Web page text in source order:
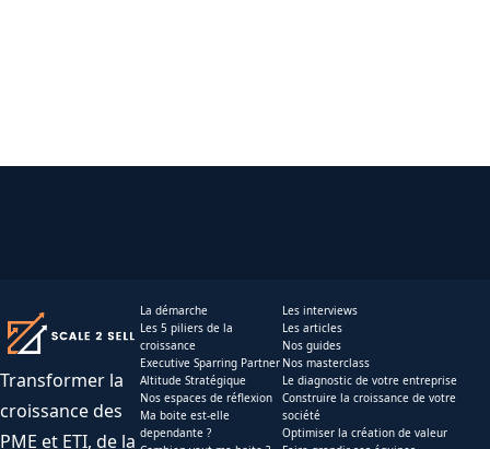
Transformer la
croissance des
PME et ETI, de la
La démarche
Les 5 piliers de la
croissance
Executive Sparring Partner
Altitude Stratégique
Nos espaces de réflexion
Ma boite est-elle
dependante ?
Les interviews
Les articles
Nos guides
Nos masterclass
Le diagnostic de votre entreprise
Construire la croissance de votre
société
Optimiser la création de valeur